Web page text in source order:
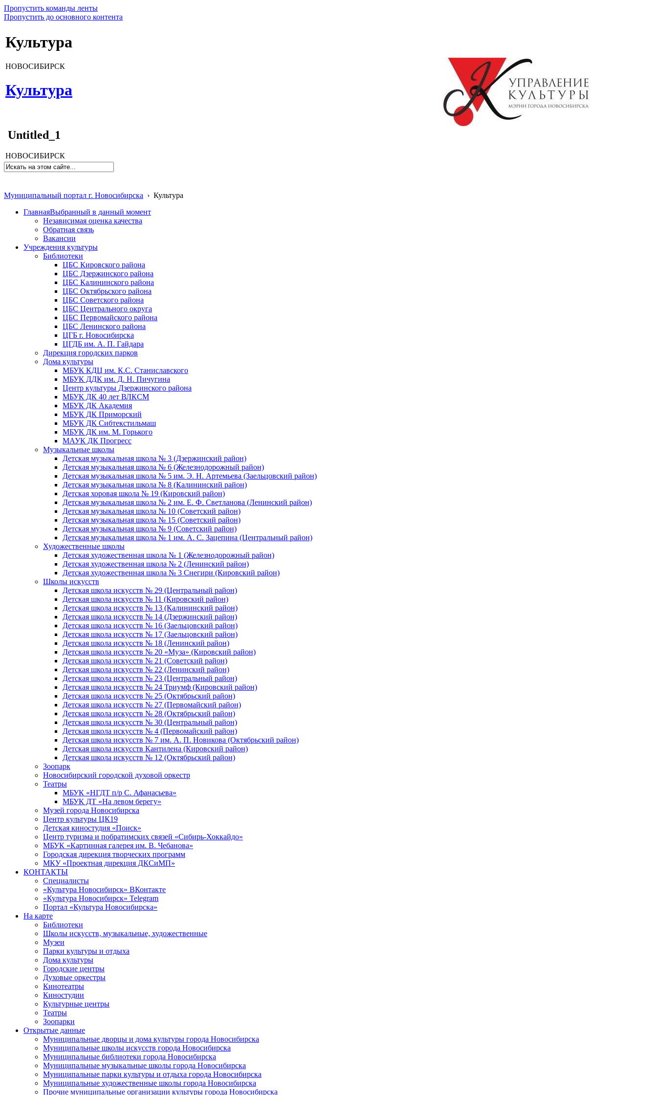
Пропустить команды ленты
Пропустить до основного контента
Культура
НОВОСИБИРСК
Культура
Untitled_1
НОВОСИБИРСК
Муниципальный портал г. Новосибирска › Культура
ГлавнаяВыбранный в данный момент
Независимая оценка качества
Обратная связь
Вакансии
Учреждения культуры
Библиотеки
ЦБС Кировского района
ЦБС Дзержинского района
ЦБС Калининского района
ЦБС Октябрьского района
ЦБС Советского района
ЦБС Центрального округа
ЦБС Первомайского района
ЦБС Ленинского района
ЦГБ г. Новосибирска
ЦГДБ им. А. П. Гайдара
Дирекция городских парков
Дома культуры
МБУК КДЦ им. К.С. Станиславского
МБУК ДДК им. Д. Н. Пичугина
Центр культуры Дзержинского района
МБУК ДК 40 лет ВЛКСМ
МБУК ДК Академия
МБУК ДК Приморский
МБУК ДК Сибтекстильмаш
МБУК ДК им. М. Горького
МАУК ДК Прогресс
Музыкальные школы
Детская музыкальная школа № 3 (Дзержинский район)
Детская музыкальная школа № 6 (Железнодорожный район)
Детская музыкальная школа № 5 им. Э. Н. Артемьева (Заельцовский район)
Детская музыкальная школа № 8 (Калининский район)
Детская хоровая школа № 19 (Кировский район)
Детская музыкальная школа № 2 им. Е. Ф. Светланова (Ленинский район)
Детская музыкальная школа № 10 (Советский район)
Детская музыкальная школа № 15 (Советский район)
Детская музыкальная школа № 9 (Советский район)
Детская музыкальная школа № 1 им. А. С. Зацепина (Центральный район)
Художественные школы
Детская художественная школа № 1 (Железнодорожный район)
Детская художественная школа № 2 (Ленинский район)
Детская художественная школа № 3 Снегири (Кировский район)
Школы искусств
Детская школа искусств № 29 (Центральный район)
Детская школа искусств № 11 (Кировский район)
Детская школа искусств № 13 (Калининский район)
Детская школа искусств № 14 (Дзержинский район)
Детская школа искусств № 16 (Заельцовский район)
Детская школа искусств № 17 (Заельцовский район)
Детская школа искусств № 18 (Ленинский район)
Детская школа искусств № 20 «Муза» (Кировский район)
Детская школа искусств № 21 (Советский район)
Детская школа искусств № 22 (Ленинский район)
Детская школа искусств № 23 (Центральный район)
Детская школа искусств № 24 Триумф (Кировский район)
Детская школа искусств № 25 (Октябрьский район)
Детская школа искусств № 27 (Первомайский район)
Детская школа искусств № 28 (Октябрьский район)
Детская школа искусств № 30 (Центральный район)
Детская школа искусств № 4 (Первомайский район)
Детская школа искусств № 7 им. А. П. Новикова (Октябрьский район)
Детская школа искусств Кантилена (Кировский район)
Детская школа искусств № 12 (Октябрьский район)
Зоопарк
Новосибирский городской духовой оркестр
Театры
МБУК «НГДТ п/р С. Афанасьева»
МБУК ДТ «На левом берегу»
Музей города Новосибирска
Центр культуры ЦК19
Детская киностудия «Поиск»
Центр туризма и побратимских связей «Сибирь-Хоккайдо»
МБУК «Картинная галерея им. В. Чебанова»
Городская дирекция творческих программ
МКУ «Проектная дирекция ДКСиМП»
КОНТАКТЫ
Специалисты
«Культура Новосибирск» ВКонтакте
«Культура Новосибирск» Telegram
Портал «Культура Новосибирска»
На карте
Библиотеки
Школы искусств, музыкальные, художественные
Музеи
Парки культуры и отдыха
Дома культуры
Городские центры
Духовые оркестры
Кинотеатры
Киностудии
Культурные центры
Театры
Зоопарки
Открытые данные
Муниципальные дворцы и дома культуры города Новосибирска
Муниципальные школы искусств города Новосибирска
Муниципальные библиотеки города Новосибирска
Муниципальные музыкальные школы города Новосибирска
Муниципальные парки культуры и отдыха города Новосибирска
Муниципальные художественные школы города Новосибирска
Прочие муниципальные организации культуры города Новосибирска